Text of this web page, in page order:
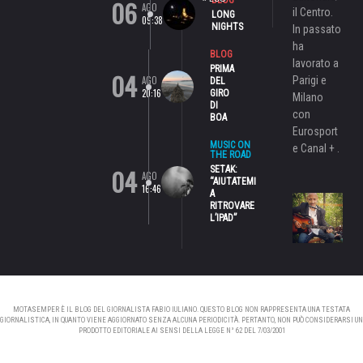
06 AGO
09:38
LONG
NIGHTS
04 AGO
20:16
BLOG
PRIMA
DEL
GIRO
DI
BOA
04 AGO
16:46
MUSIC ON
THE ROAD
SETAK:
“AIUTATEMI
A
RITROVARE
L’IPAD”
il Centro.
In passato
ha
lavorato a
Parigi e
Milano
con
Eurosport
e Canal + .
MOTASEMPER È IL BLOG DEL GIORNALISTA FABIO IULIANO. QUESTO BLOG NON RAPPRESENTA UNA TESTATA
GIORNALISTICA, IN QUANTO VIENE AGGIORNATO SENZA ALCUNA PERIODICITÀ. PERTANTO, NON PUÒ CONSIDERARSI UN
PRODOTTO EDITORIALE AI SENSI DELLA LEGGE N° 62 DEL 7/03/2001